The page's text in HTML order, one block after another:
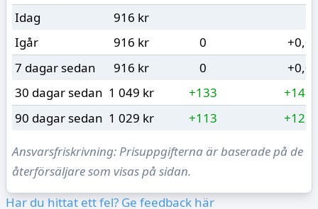
Idag
916 kr
Igår
916 kr 0
+0,0
7 dagar sedan
916 kr 0
+0,0
30 dagar sedan 1 049 kr +133
+14,5
90 dagar sedan 1 029 kr +113 +12,3
Ansvarsfriskrivning: Prisuppgifterna är baserade på de
återförsäljare som visas på sidan.
Har du hittat ett fel? Ge feedback här